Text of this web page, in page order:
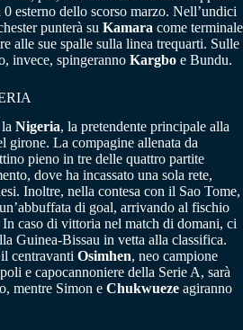
esterno dello scorso marzo. Nell’undici
punterà su Kamara come terminale
alle sue spalle sulla linea trequarti. Sulle
invece, spingeranno Kargbo e Bundu.
Nigeria, la pretendente principale alla
girone. La compagine allenata da
pieno in tre delle quattro partite
dove ha incassato una sola rete,
Inoltre, nella contesa con il Sao Tome,
di goal, arrivando al fischio
caso di vittoria nel match di domani, ci
Guinea-Bissau in vetta alla classifica.
centravanti Osimhen, neo campione
e capocannoniere della Serie A, sarà
mentre Simon e Chukwueze agiranno